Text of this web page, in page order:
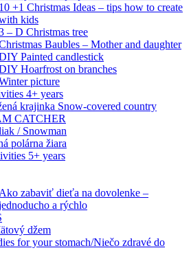
10 +1 Christmas Ideas – tips how to create
kids
– D Christmas tree
Baubles – Mother and daughter
Painted candlestick
Hoarfrost on branches
picture
4+ years
krajinka Snow-covered country
CATCHER
/ Snowman
polárna žiara
5+ years
Ako zabaviť dieťa na dovolenke –
a rýchlo
džem
for your stomach/Niečo zdravé do